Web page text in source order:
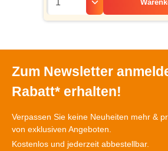
Zum Newsletter
Rabatt* erhalten!
Verpassen Sie keine Neuheiten mehr &
von exklusiven Angeboten.
Kostenlos und jederzeit abbestellbar.